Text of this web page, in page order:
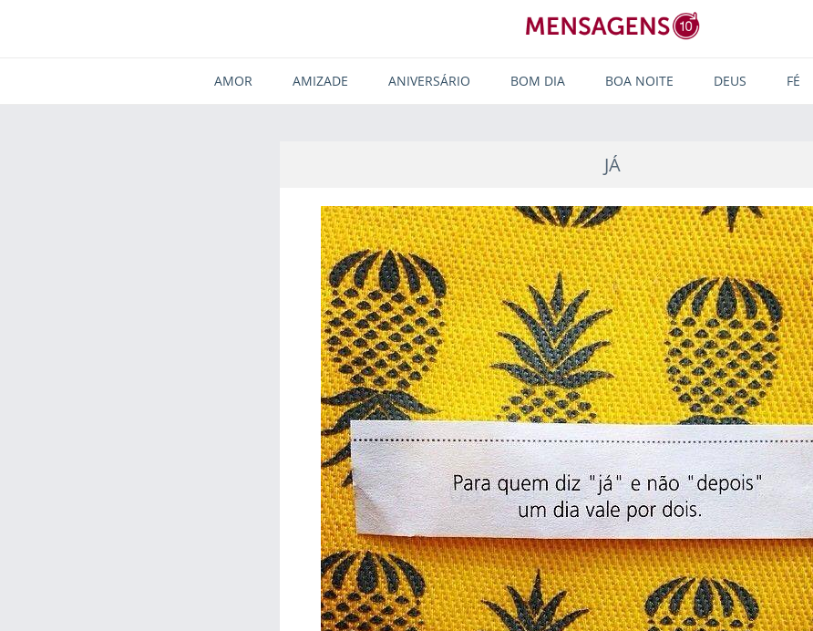
AMOR AMIZADE ANIVERSÁRIO BOM DIA BOA NOITE DEUS FÉ
JÁ